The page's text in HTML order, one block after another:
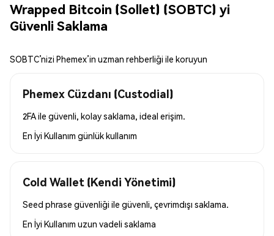
Wrapped Bitcoin (Sollet) (SOBTC) yi
Güvenli Saklama
SOBTC’nizi Phemex’in uzman rehberliği ile koruyun
Phemex Cüzdanı (Custodial)
2FA ile güvenli, kolay saklama, ideal erişim.
En İyi Kullanım günlük kullanım
Cold Wallet (Kendi Yönetimi)
Seed phrase güvenliği ile güvenli, çevrimdışı saklama.
En İyi Kullanım uzun vadeli saklama